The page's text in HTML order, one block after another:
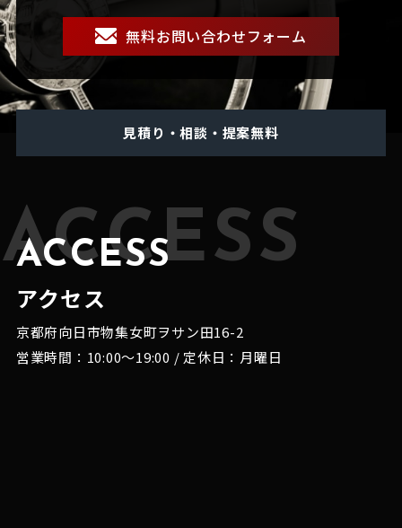
無料お問い合わせフォーム
見積り・相談・提案無料
ACCESS
ACCESS
アクセス
京都府向日市物集女町ヲサン田16-2
営業時間：10:00～19:00 / 定休日：月曜日